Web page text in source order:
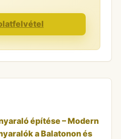
építése – Modern
a Balatonon és